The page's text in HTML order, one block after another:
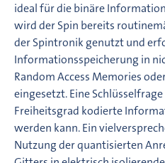
ideal für die binäre
wird der Spin bereits
der Spintronik genutzt und
Informationsspeicherung in
Random Access Memories
eingesetzt. Eine
Freiheitsgrad kodierte
werden kann. Ein
Nutzung der quantisierten